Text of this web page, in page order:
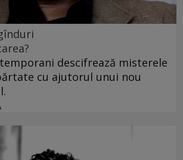
descifrează misterele
cu ajutorul unui nou